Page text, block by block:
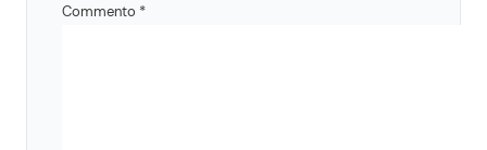
Commento *